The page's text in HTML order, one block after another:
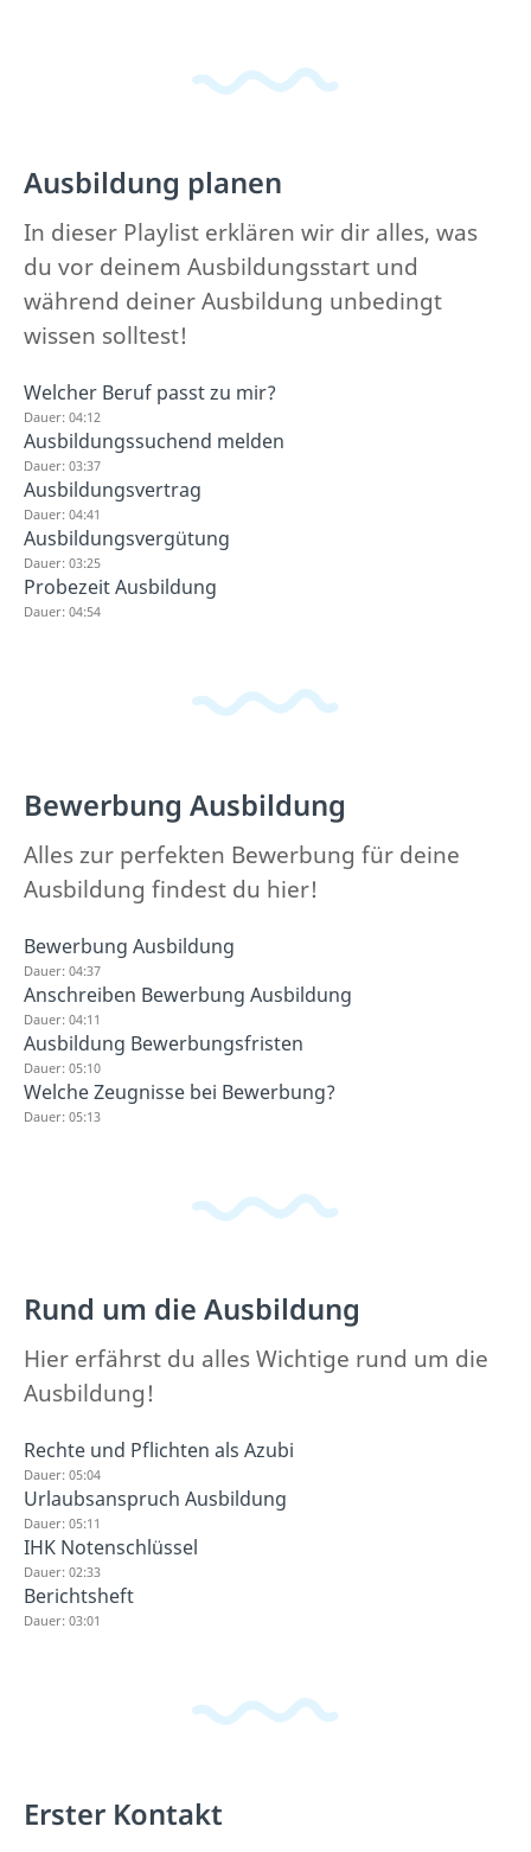
Ausbildung planen
In dieser Playlist erklären wir dir alles, was
du vor deinem Ausbildungsstart und
während deiner Ausbildung unbedingt
wissen solltest!
Welcher Beruf passt zu mir?
Dauer: 04:12
Ausbildungssuchend melden
Dauer: 03:37
Ausbildungsvertrag
Dauer: 04:41
Ausbildungsvergütung
Dauer: 03:25
Probezeit Ausbildung
Dauer: 04:54
Bewerbung Ausbildung
Alles zur perfekten Bewerbung für deine
Ausbildung findest du hier!
Bewerbung Ausbildung
Dauer: 04:37
Anschreiben Bewerbung Ausbildung
Dauer: 04:11
Ausbildung Bewerbungsfristen
Dauer: 05:10
Welche Zeugnisse bei Bewerbung?
Dauer: 05:13
Rund um die Ausbildung
Hier erfährst du alles Wichtige rund um die
Ausbildung!
Rechte und Pflichten als Azubi
Dauer: 05:04
Urlaubsanspruch Ausbildung
Dauer: 05:11
IHK Notenschlüssel
Dauer: 02:33
Berichtsheft
Dauer: 03:01
Erster Kontakt